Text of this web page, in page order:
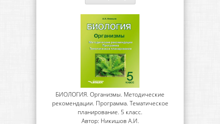
БИОЛОГИЯ. Организмы. Методические
рекомендации. Программа. Тематическое
планирование. 5 класс.
Автор: Никишов А.И.